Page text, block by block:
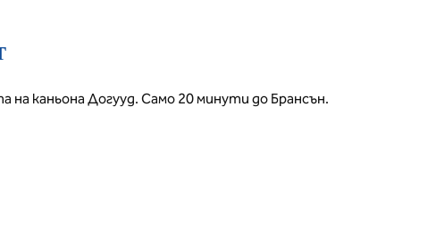
на каньона Догууд. Само 20 минути до Брансън.